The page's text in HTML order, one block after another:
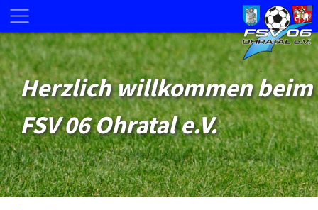
Herzlich willkommen beim
FSV 06 Ohratal e.V.